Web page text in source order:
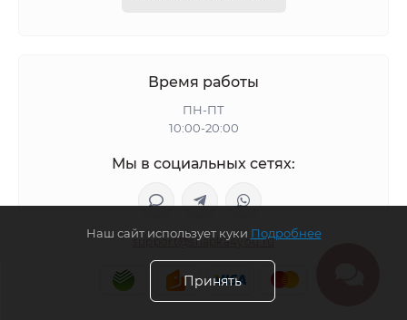
Двойные шапки бини
Зимние шапки со стразами
Зимние шапки колпаки
Зимние шерстяные шапки
Зимние шапки пилота
Зимние шапки боярка
Зимние шапки с козырьком
Зимние шапки с ушками
Объемные зимние шапки
Время работы
ПН-ПТ
10:00-20:00
Мы в социальных сетях:
support@shapka4you.ru
Наш сайт использует куки Подробнее
Принять